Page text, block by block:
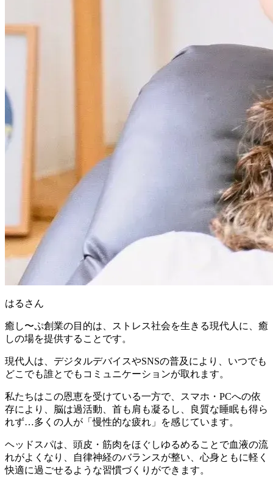
はるさん
癒し〜ぷ創業の目的は、ストレス社会を生きる現代人に、癒
しの場を提供することです。
現代人は、デジタルデバイスやSNSの普及により、いつでも
どこでも誰とでもコミュニケーションが取れます。
私たちはこの恩恵を受けている一方で、スマホ・PCへの依
存により、脳は過活動、首も肩も凝るし、良質な睡眠も得ら
れず…多くの人が「慢性的な疲れ 」を感じています。
ヘッドスパは、頭皮・筋肉をほぐしゆるめることで血液の流
れがよくなり、自律神経のバランスが整い、 心身ともに軽く
快適に過ごせるような習慣づくり ができます。